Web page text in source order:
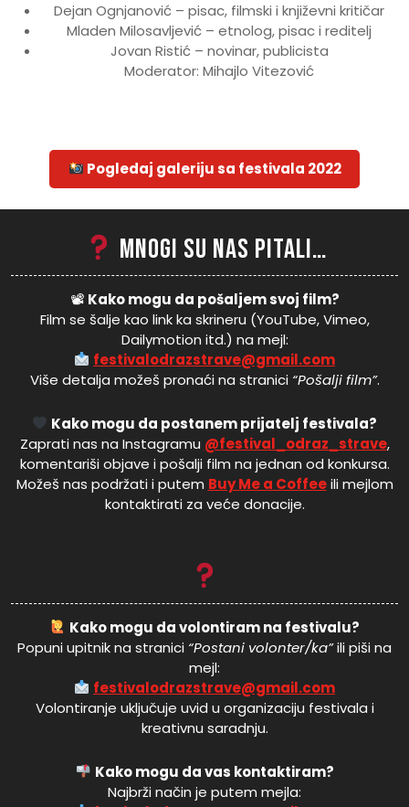
Dejan Ognjanović – pisac, filmski i književni kritičar
Mladen Milosavljević – etnolog, pisac i reditelj
Jovan Ristić – novinar, publicista
Moderator: Mihajlo Vitezović
Pogledaj galeriju sa festivala 2022
Mnogi su nas pitali…
📽 Kako mogu da pošaljem svoj film?
Film se šalje kao link ka skrineru (YouTube, Vimeo,
Dailymotion itd.) na mejl:
festivalodrazstrave@gmail.com
Više detalja možeš pronaći na stranici “Pošalji film”.
Kako mogu da postanem prijatelj festivala?
Zaprati nas na Instagramu @festival_odraz_strave,
komentariši objave i pošalji film na jednan od konkursa.
Možeš nas podržati i putem Buy Me a Coffeeili mejlom
kontaktirati za veće donacije.
Kako mogu da volontiram na festivalu?
Popuni upitnik na stranici “Postani volonter/ka”ili piši na
mejl:
festivalodrazstrave@gmail.com
Volontiranje uključuje uvid u organizaciju festivala i
kreativnu saradnju.
Kako mogu da vas kontaktiram?
Najbrži način je putem mejla: